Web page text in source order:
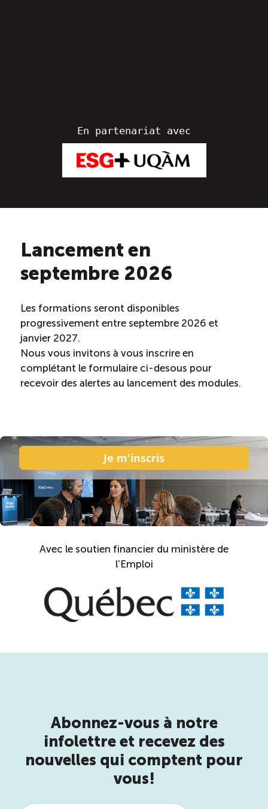
En partenariat avec
Lancement en
septembre 2026
Les formations seront disponibles
progressivement entre septembre 2026 et
janvier 2027.
Nous vous invitons à vous inscrire en
complétant le formulaire ci-desous pour
recevoir des alertes au lancement des modules.
Avec le soutien financier du ministère de
l’Emploi
Abonnez-vous à notre
infolettre et recevez des
nouvelles qui comptent pour
vous!